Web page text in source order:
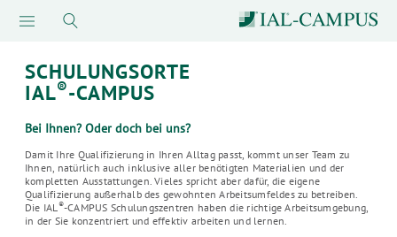
SCHULUNGSORTE
IAL®-CAMPUS
Bei Ihnen? Oder doch bei uns?
Damit Ihre Qualifizierung in Ihren Alltag passt, kommt unser Team zu
Ihnen, natürlich auch inklusive aller benötigten Materialien und der
kompletten Ausstattungen. Vieles spricht aber dafür, die eigene
Qualifizierung außerhalb des gewohnten Arbeitsumfeldes zu betreiben.
Die IAL®-CAMPUS Schulungszentren haben die richtige Arbeitsumgebung,
in der Sie konzentriert und effektiv arbeiten und lernen.